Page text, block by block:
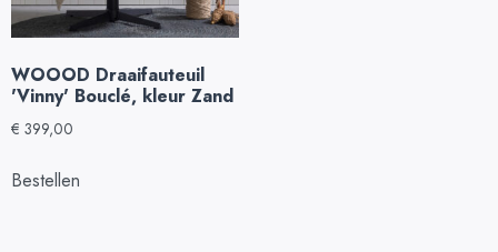
WOOOD Draaifauteuil
'Vinny' Bouclé, kleur Zand
€ 399,00
Bestellen